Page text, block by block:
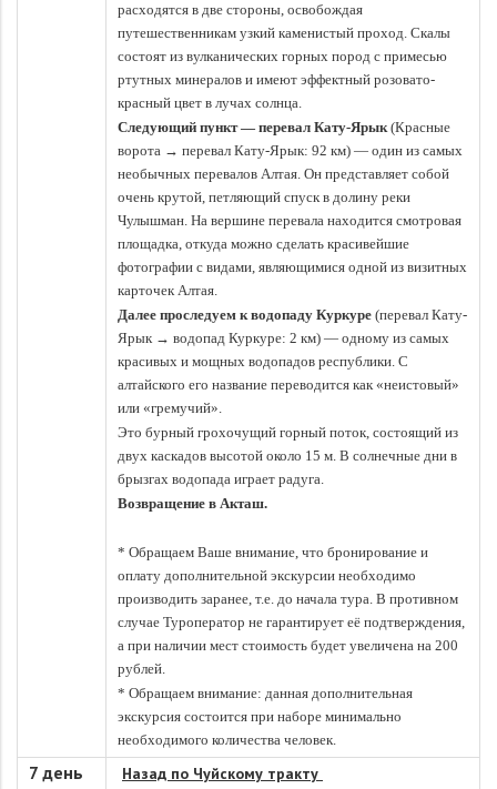
расходятся в две стороны, освобождая
путешественникам узкий каменистый проход. Скалы
состоят из вулканических горных пород с примесью
ртутных минералов и имеют эффектный розовато-
красный цвет в лучах солнца.
Следующий пункт — перевал Кату-Ярык(Красные
ворота → перевал Кату-Ярык: 92 км) — один из самых
необычных перевалов Алтая. Он представляет собой
очень крутой, петляющий спуск в долину реки
Чулышман. На вершине перевала находится смотровая
площадка, откуда можно сделать красивейшие
фотографии с видами, являющимися одной из визитных
карточек Алтая.
Далее проследуем к водопаду Куркуре (перевал Кату-
Ярык → водопад Куркуре: 2 км) — одному из самых
красивых и мощных водопадов республики. С
алтайского его название переводится как «неистовый»
или «гремучий».
Это бурный грохочущий горный поток, состоящий из
двух каскадов высотой около 15 м. В солнечные дни в
брызгах водопада играет радуга.
Возвращение в Акташ.
* Обращаем Ваше внимание, что бронирование и
оплату дополнительной экскурсии необходимо
производить заранее, т.е. до начала тура. В противном
случае Туроператор не гарантирует её подтверждения,
а при наличии мест стоимость будет увеличена на 200
рублей.
* Обращаем внимание: данная дополнительная
экскурсия состоится при наборе минимально
необходимого количества человек.
7 день Назад по Чуйскому тракту